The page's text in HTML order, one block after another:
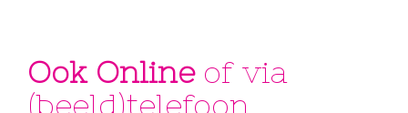
Ook Online of via
(beeld)telefoon